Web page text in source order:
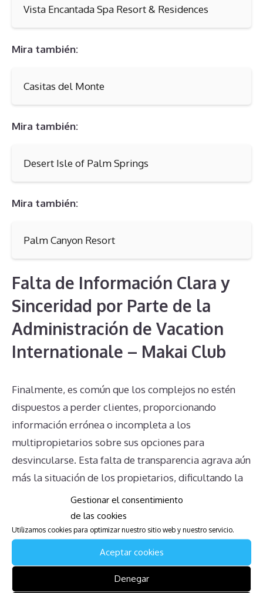
Gestionar el consentimiento
de las cookies
Utilizamos cookies para optimizar nuestro sitio web y nuestro servicio.
Aceptar cookies
Denegar
Vista Encantada Spa Resort & Residences
Mira también:
Casitas del Monte
Mira también:
Desert Isle of Palm Springs
Mira también:
Palm Canyon Resort
Falta de Información Clara y
Sinceridad por Parte de la
Administración de Vacation
Internationale – Makai Club
Finalmente, es común que los complejos no estén
dispuestos a perder clientes, proporcionando
información errónea o incompleta a los
multipropietarios sobre sus opciones para
desvincularse. Esta falta de transparencia agrava aún
más la situación de los propietarios, dificultando la
toma de decisiones informadas.
Conclusión
En resumen, los problemas más comunes que
enfrentan los afectados por contratos de